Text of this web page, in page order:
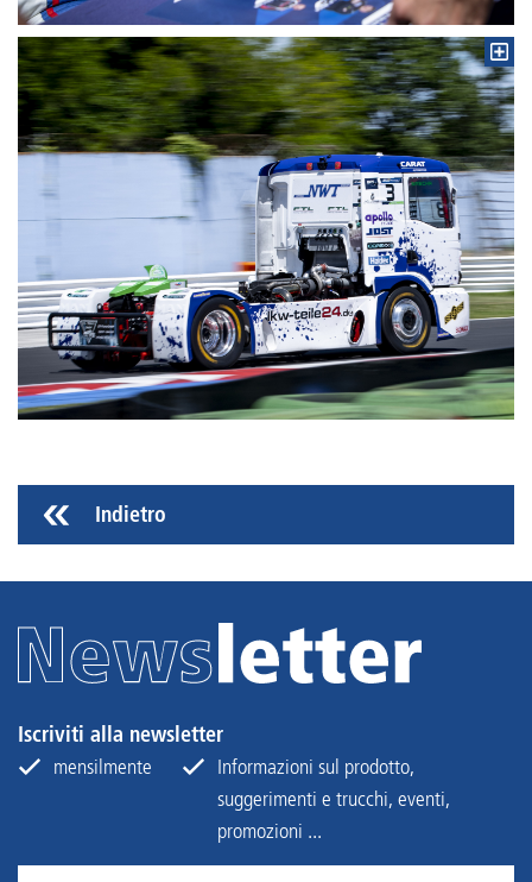
Indietro
Iscriviti alla newsletter
mensilmente
Informazioni sul prodotto,
suggerimenti e trucchi, eventi,
promozioni ...